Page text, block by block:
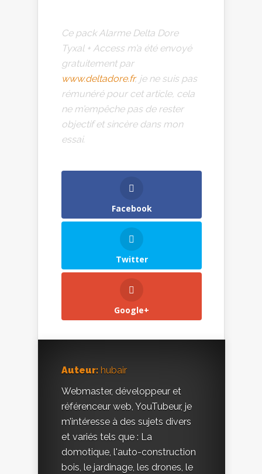
Ce pack Alarme Delta Dore
Tyxal + Access m’a été envoyé
gratuitement par
www.deltadore.fr, je ne suis pas
rémunéré pour cet article, cela
ne m’empêche pas de rester
objectif et sincère dans mon
essai.
Facebook
Twitter
Google+
Auteur: hubair
Webmaster, développeur et
référenceur web, YouTubeur, je
m’intéresse à des sujets divers
et variés tels que : La
domotique, l'auto-construction
bois, le jardinage, les drones, le